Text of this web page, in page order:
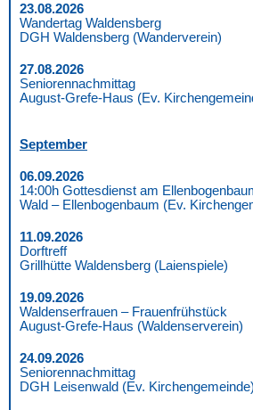
23.08.2026
Wandertag Waldensberg
DGH Waldensberg (Wanderverein)
27.08.2026
Seniorennachmittag
August-Grefe-Haus (Ev.
September
06.09.2026
14:00h Gottesdienst am
Wald – Ellenbogenbaum (Ev.
11.09.2026
Dorftreff
Grillhütte Waldensberg (Laienspiele)
19.09.2026
Waldenserfrauen – Frauenfrühstück
August-Grefe-Haus (Waldenserverein)
24.09.2026
Seniorennachmittag
DGH Leisenwald (Ev. Kirchengemeinde)